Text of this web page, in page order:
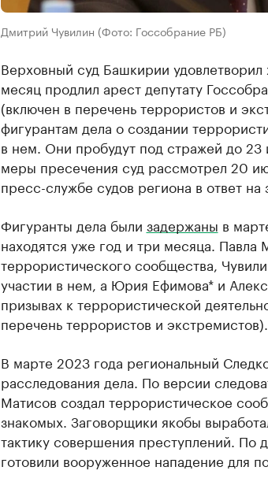
Дмитрий Чувилин (Фото: Госсобрание РБ)
Верховный суд Башкирии удовлетворил
месяц продлил арест депутату
(включен в перечень террористов и
фигурантам дела о создании
в нем. Они пробудут под стражей до
меры пресечения суд рассмотрел 20
пресс-службе судов региона в ответ на
Фигуранты дела были задержаны в
находятся уже год и три месяца. Павла
террористического сообщества,
участии в нем, а Юрия Ефимова* и
призывах к террористической
перечень террористов и экстремистов).
В марте 2023 года региональный
расследования дела. По версии
Матисов создал террористическое
знакомых. Заговорщики якобы
тактику совершения преступлений. По
готовили вооруженное нападение для